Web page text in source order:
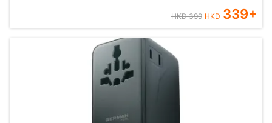
HKD399 HKD 339+